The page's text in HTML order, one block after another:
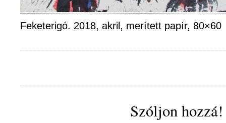
Feketerigó. 2018, akril, merített papír, 80×60
Szóljon hozzá!